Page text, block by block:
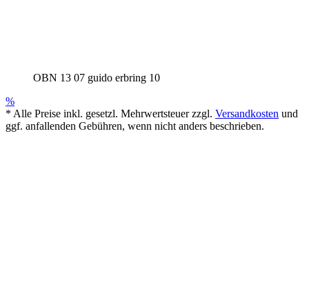
OBN 13 07 guido erbring 10
%
* Alle Preise inkl. gesetzl. Mehrwertsteuer zzgl. Versandkosten und
ggf. anfallenden Gebühren, wenn nicht anders beschrieben.